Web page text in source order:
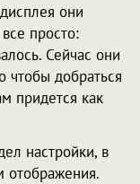
они
просто:
Сейчас они
чтобы добраться
придется как
настройки, в
отображения.